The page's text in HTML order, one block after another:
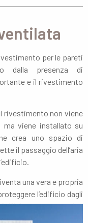
per le pareti
dalla presenza di
e il rivestimento
rivestimento non viene
ma viene installato su
crea uno spazio di
il passaggio dell’aria
una vera e propria
l’edificio dagli
energetica